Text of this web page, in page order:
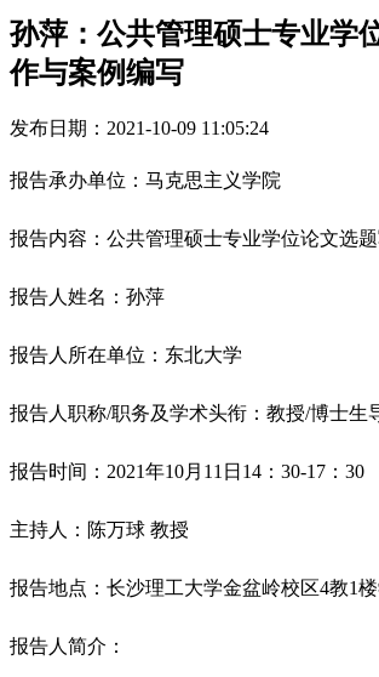
孙萍：公共管理硕士专业学
作与案例编写
发布日期：2021-10-09 11:05:24
报告承办单位：马克思主义学院
报告内容：公共管理硕士专业学位论文选
报告人姓名：孙萍
报告人所在单位：东北大学
报告人职称/职务及学术头衔：教授/博士生
报告时间： 2021年10月11日14：30-17：30
主持人：陈万球 教授
报告地点：长沙理工大学金盆岭校区4教1
报告人简介：